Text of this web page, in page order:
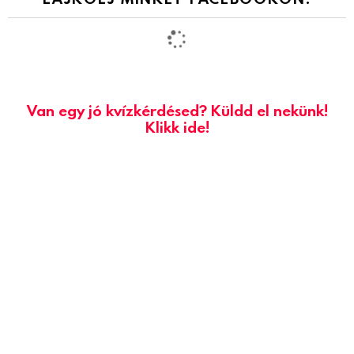
Van egy jó kvízkérdésed? Küldd el nekünk!
Klikk ide!